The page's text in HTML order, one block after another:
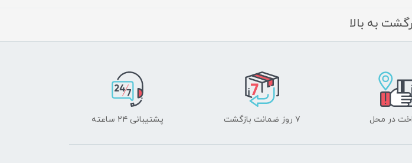
به بالا
در محل ۷ روز ضمانت بازگشت پشتیبانی ۲۴ ساعته